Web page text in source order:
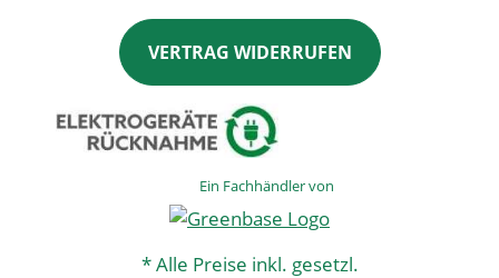
VERTRAG WIDERRUFEN
Ein Fachhändler von
* Alle Preise inkl. gesetzl.